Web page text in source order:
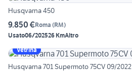
Husqvarna 450
9.850 €Roma (RM)
Usato06/202526 KmAltro
Vetrina
Husqvarna 701 Supermoto 75CV 09/2022